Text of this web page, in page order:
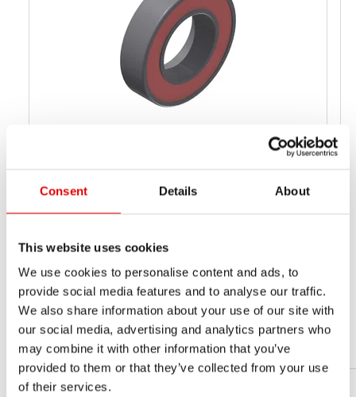
Consent Details About
This website uses cookies
We use cookies to personalise content and ads, to
provide social media features and to analyse our traffic.
We also share information about your use of our site with
our social media, advertising and analytics partners who
may combine it with other information that you’ve
provided to them or that they’ve collected from your use
of their services.
BALL BEARING Ø 10/26X8MM 6000
QUALITÀ DEI CUSCINETTI
DIAMETRO 1 [MM] (D1) 10
DIAMETRO 2 [MM] (D1) 26
8